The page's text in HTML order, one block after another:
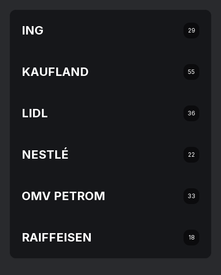
ING 29
KAUFLAND 55
LIDL 36
NESTLÉ 22
OMV PETROM 33
RAIFFEISEN 18